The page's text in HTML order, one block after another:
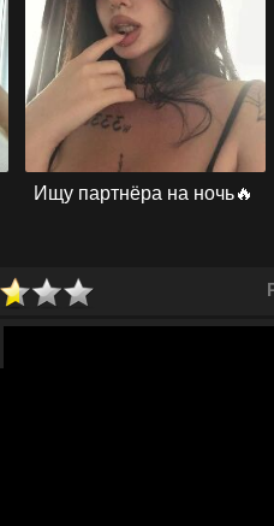
Ребенок чувствует, что
подарить ему лучшее
Но мир не будет прежним: родня не
с ним увлекательную игру-
Ищу партнёра на ночь🔥